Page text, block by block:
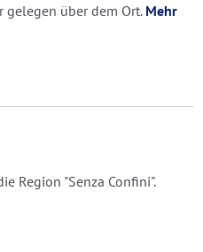
gelegen über dem Ort. Mehr
Region "Senza Confini".